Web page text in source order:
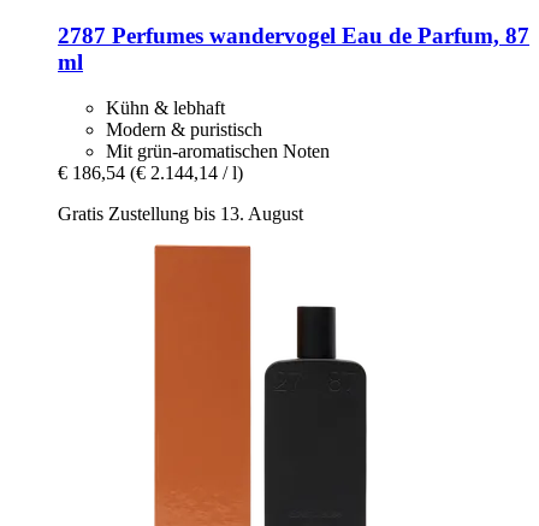
2787 Perfumes wandervogel Eau de Parfum, 87
ml
Kühn & lebhaft
Modern & puristisch
Mit grün-aromatischen Noten
€ 186,54 (€ 2.144,14 / l)
Gratis Zustellung bis 13. August